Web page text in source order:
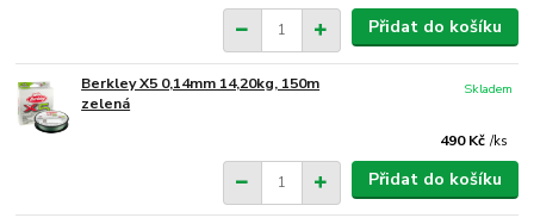
Přidat do košíku
Berkley X5 0,14mm 14,20kg, 150m
zelená
490 Kč /ks
Skladem
Přidat do košíku